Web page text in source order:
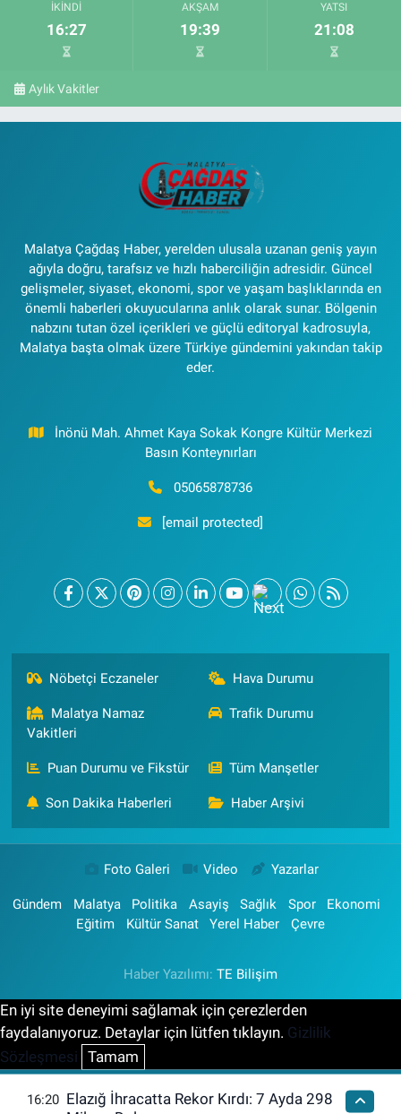
İKINDI
16:27
AKŞAM
19:39
YATSI
21:08
Aylık Vakitler
Malatya Çağdaş Haber, yerelden ulusala uzanan geniş yayın
ağıyla doğru, tarafsız ve hızlı haberciliğin adresidir. Güncel
gelişmeler, siyaset, ekonomi, spor ve yaşam başlıklarında en
önemli haberleri okuyucularına anlık olarak sunar. Bölgenin
nabzını tutan özel içerikleri ve güçlü editoryal kadrosuyla,
Malatya başta olmak üzere Türkiye gündemini yakından takip
eder.
İnönü Mah. Ahmet Kaya Sokak Kongre Kültür Merkezi
Basın Konteynırları
05065878736
[email protected]
Nöbetçi Eczaneler Hava Durumu
Malatya Namaz
Vakitleri
Trafik Durumu
Puan Durumu ve Fikstür Tüm Manşetler
Son Dakika Haberleri Haber Arşivi
Foto Galeri Video Yazarlar
Gündem Malatya Politika Asayiş Sağlık Spor
Ekonomi
Eğitim
Kültür Sanat Yerel Haber Çevre
Haber Yazılımı: TE Bilişim
En iyi site deneyimi sağlamak için çerezlerden
faydalanıyoruz. Detaylar için lütfen tıklayın. Gizlilik
Sözleşmesi Tamam
16:20 Elazığ İhracatta Rekor Kırdı: 7 Ayda 298